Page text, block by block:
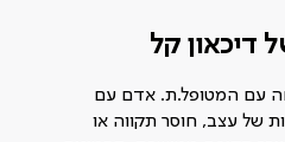
דיכאון קל
עם המטופל.ת. אדם עם
של עצב, חוסר תקווה או